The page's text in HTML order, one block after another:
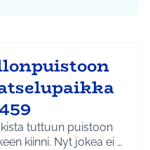
tuttuun puistoon
kiinni. Nyt jokea ei …